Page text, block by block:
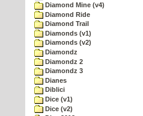
Diamond Mine (v4)
Diamond Ride
Diamond Trail
Diamonds (v1)
Diamonds (v2)
Diamondz
Diamondz 2
Diamondz 3
Dianes
Diblici
Dice (v1)
Dice (v2)